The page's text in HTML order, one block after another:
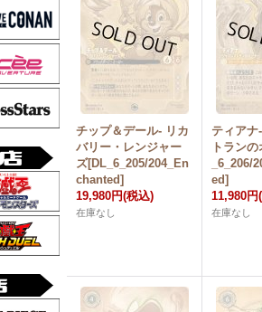
チップ＆デール- リカ
バリー・レンジャー
ズ[DL_6_205/204_En
chanted]
19,980円(税込)
在庫なし
ティアナ
トラン
_6_206/
ed]
11,980円
在庫なし